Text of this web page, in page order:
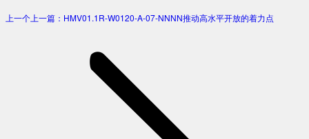
上一个 上一篇： HMV01.1R-W0120-A-07-NNNN推动高水平开放的着力点